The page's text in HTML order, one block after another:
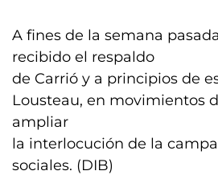
A fines de la semana
recibido el respaldo
de Carrió y a principios de
Lousteau, en movimientos
ampliar
la interlocución de la
sociales. (DIB)